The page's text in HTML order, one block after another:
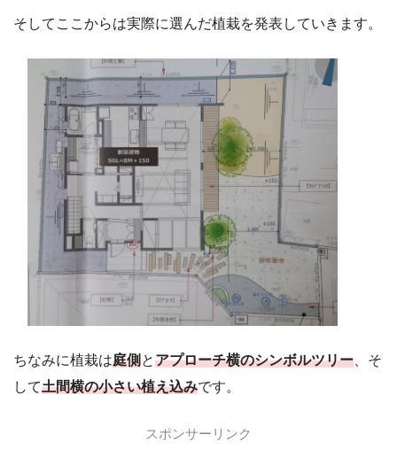
そしてここからは実際に選んだ植栽を発表していきます。
ちなみに植栽は庭側 とアプローチ横のシンボルツリー、そ
して土間横の小さい植え込みです。
スポンサーリンク